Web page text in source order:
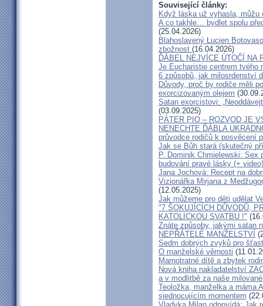
Související články:
Když láska už vyhasla, můžu
A co takhle… bydlet spolu
(25.04.2026)
Blahoslavený Lucien
zbožnost (16.04.2026)
ĎÁBEL NEJVÍCE ÚTOČÍ NA
Je Eucharistie centrem tvého
6 způsobů, jak milosrdenství
Důvody, proč by rodiče měli
exorcizovaným olejem
Satan exorcistovi:
(03.09.2025)
PÁTER PIO – ROZVOD JE
NENECHTE ĎÁBLA
průvodce rodičů k posvěcení
Jak se Bůh stará (skutečný
P. Dominik Chmielewski:
budování pravé lásky (+ video)
Jana Jochová: Recept na
Vizionářka Mirjana z
(12.05.2025)
Jak můžeme pro děti udělat
"7 ŠOKUJÍCÍCH DŮVODŮ,
KATOLICKOU SVATBU !"
Znáte způsoby, jakými satan
NEPŘÁTELÉ MANŽELSTVÍ
Sedm dobrých zvyků pro
O manželské věrnosti
Marnotratné dítě a zbytek
Nová kniha nakladatelství
a v modlitbě za naše
Teoložka, manželka a máma
sjednocujícím momentem